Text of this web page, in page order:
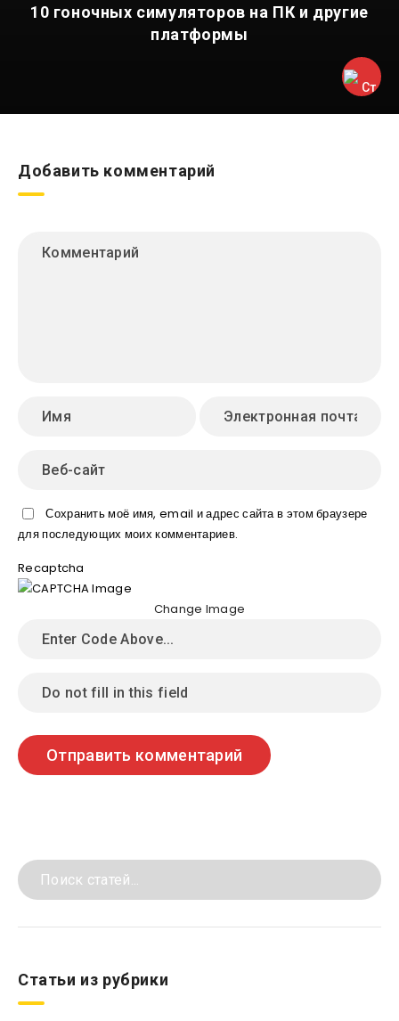
10 гоночных симуляторов на ПК и другие
платформы
Добавить комментарий
Сохранить моё имя, email и адрес сайта в этом браузере
для последующих моих комментариев.
Recaptcha
Change Image
Статьи из рубрики